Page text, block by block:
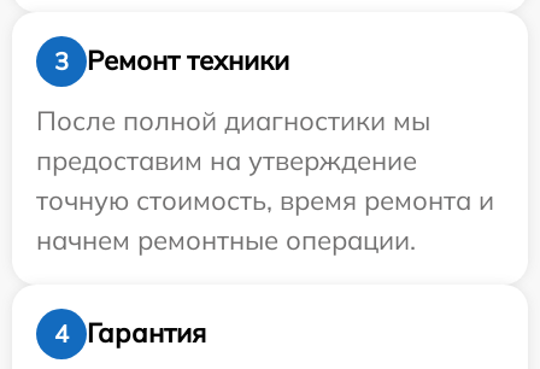
3
Ремонт техники
После полной диагностики мы
предоставим на утверждение
точную стоимость, время ремонта и
начнем ремонтные операции.
4 Гарантия